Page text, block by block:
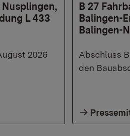
L 433
2026
B 27
Balingen-
Balingen-
Abschluss
den